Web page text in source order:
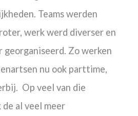
Teams werden
werk werd diverser en
georganiseerd. Zo werken
nu ook parttime,
Op veel van die
al veel meer